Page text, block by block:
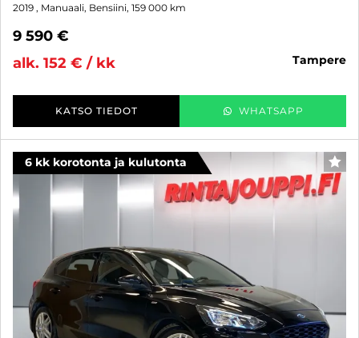
2019 , Manuaali, Bensiini, 159 000 km
9 590 €
alk. 152 € / kk
tampere
KATSO TIEDOT WHATSAPP
6 kk korotonta ja kulutonta